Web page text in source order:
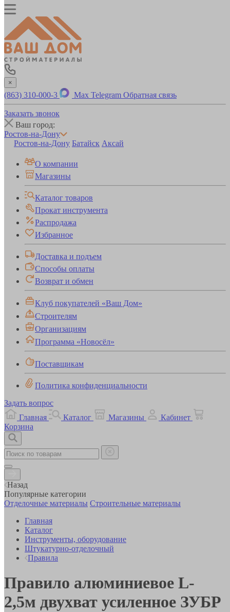
×
(863) 310-000-3 Max Telegram Обратная связь
Заказать звонок
Ваш город:
Ростов-на-Дону
Ростов-на-Дону Батайск Аксай
О компании
Магазины
Каталог товаров
Прокат инструмента
Распродажа
Избранное
Доставка и подъем
Способы оплаты
Возврат и обмен
Клуб покупателей «Ваш Дом»
Строителям
Организациям
Программа «Новосёл»
Поставщикам
Политика конфиденциальности
Задать вопрос
Главная
Каталог Магазины
Кабинет
Корзина
Назад
Популярные категории
Отделочные материалы Строительные материалы
Главная
Каталог
Инструменты, оборудование
Штукатурно-отделочный
Правила
Правило алюминиевое L-
2,5м двухват усиленное ЗУБР